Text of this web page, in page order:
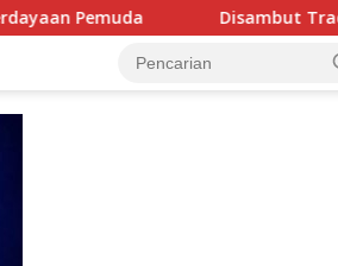
Disambut Tradisi Pedang Pora, AKBP